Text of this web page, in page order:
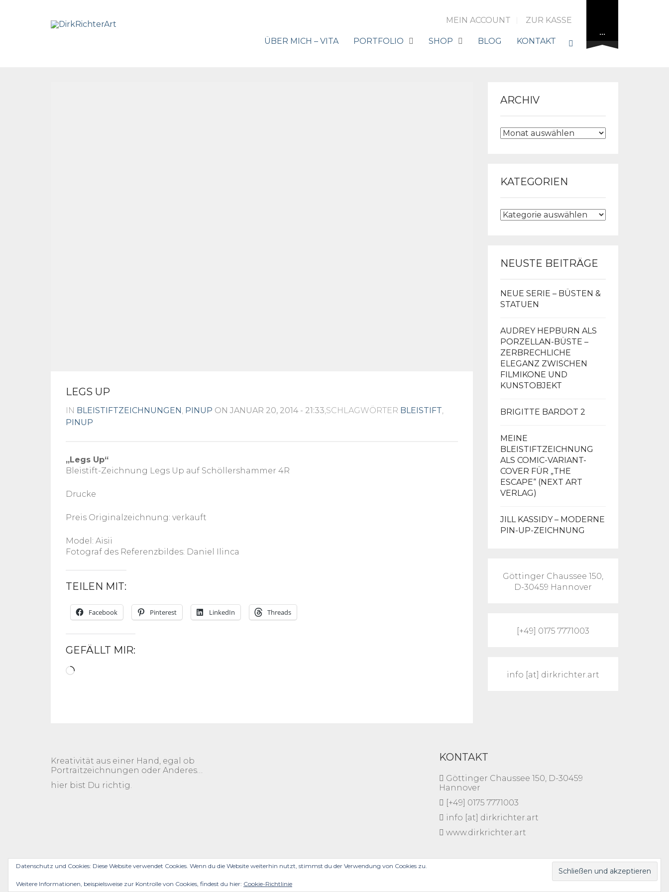
MEIN ACCOUNT ZUR KASSE
ÜBER MICH – VITA PORTFOLIO SHOP BLOG KONTAKT
…
LEGS UP
IN BLEISTIFTZEICHNUNGEN PINUP ON JANUAR 20, 2014 - 21:33 ,SCHLAGWÖRTER BLEISTIFT
PINUP
„Legs Up“
Bleistift-Zeichnung Legs Up auf Schöllershammer 4R
Drucke
Preis Originalzeichnung: verkauft
Model: Aisii
Fotograf des Referenzbildes: Daniel Ilinca
TEILEN MIT:
Facebook Pinterest LinkedIn Threads
GEFÄLLT MIR:
Wird
ARCHIV
KATEGORIEN
NEUSTE BEITRÄGE
NEUE SERIE – BÜSTEN &
STATUEN
AUDREY HEPBURN ALS
PORZELLAN-BÜSTE –
ZERBRECHLICHE
ELEGANZ ZWISCHEN
FILMIKONE UND
KUNSTOBJEKT
BRIGITTE BARDOT 2
MEINE
BLEISTIFTZEICHNUNG
ALS COMIC-VARIANT-
COVER FÜR „THE
ESCAPE“ (NEXT ART
VERLAG)
JILL KASSIDY – MODERNE
PIN-UP-ZEICHNUNG
Göttinger Chaussee 150,
D-30459 Hannover
[+49] 0175 7771003
info [at] dirkrichter.art
Kreativität aus einer Hand, egal ob
Portraitzeichnungen oder Anderes…
hier bist Du richtig.
Datenschutz und Cookies: Diese Website verwendet Cookies. Wenn du die Website weiterhin nutzt, stimmst du der Verwendung von Cookies zu.
Weitere Informationen, beispielsweise zur Kontrolle von Cookies, findest du hier: Cookie-Richtlinie
KONTAKT
Göttinger Chaussee 150, D-30459
Hannover
[+49] 0175 7771003
info [at] dirkrichter.art
www.dirkrichter.art
DATENSCHUTZ IMPRESSUM AGB WIDERRUFSBELEHRUNG